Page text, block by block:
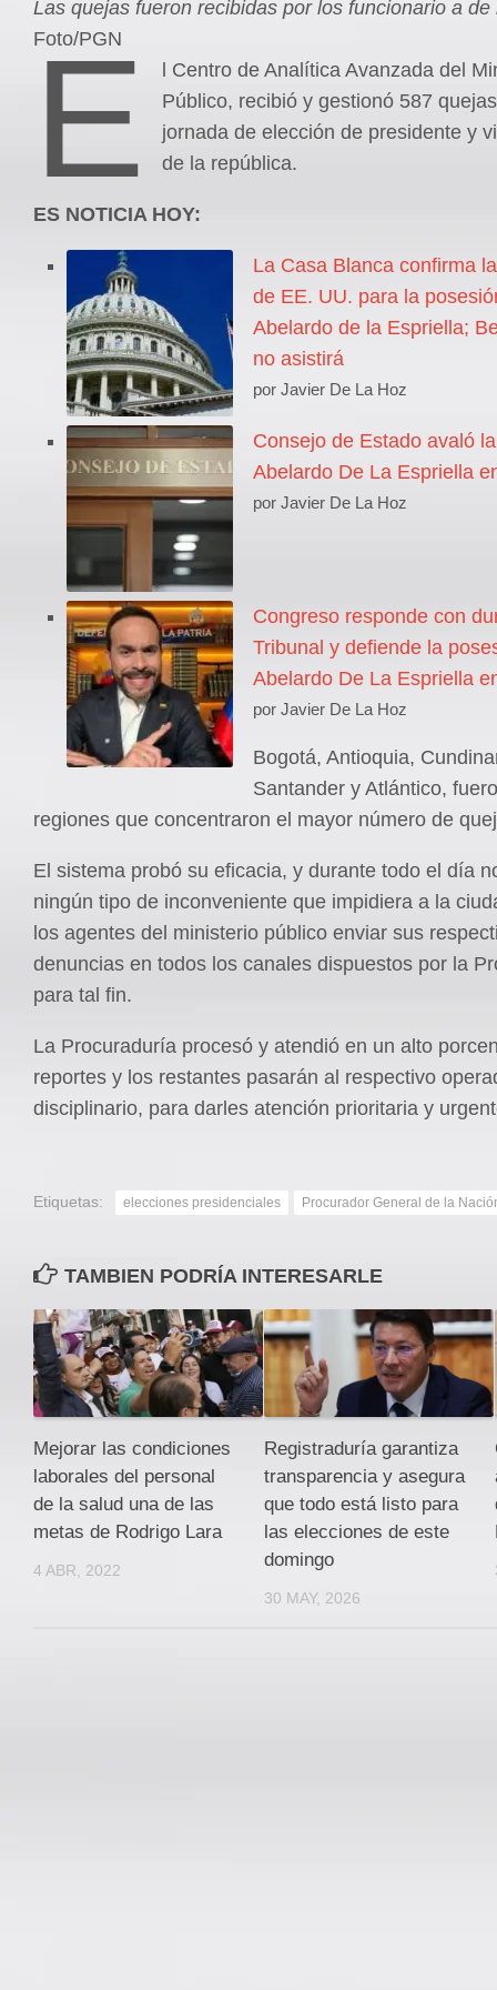
Las quejas fueron recibidas por los funcionario a de
Foto/PGN
E
l Centro de Analítica Avanzada del
Público, recibió y gestionó 587
jornada de elección de presidente y
de la república.
ES NOTICIA HOY:
La Casa Blanca confirma
de EE. UU. para la
Abelardo de la Espriella;
no asistirá
por Javier De La Hoz
Consejo de Estado avaló
Abelardo De La Espriella
por Javier De La Hoz
Congreso responde con
Tribunal y defiende la
Abelardo De La Espriella
por Javier De La Hoz
Bogotá, Antioquia,
Santander y Atlántico,
regiones que concentraron el mayor número de
El sistema probó su eficacia, y durante todo el día
ningún tipo de inconveniente que impidiera a la
los agentes del ministerio público enviar sus
denuncias en todos los canales dispuestos por la
para tal fin.
La Procuraduría procesó y atendió en un alto
reportes y los restantes pasarán al respectivo
disciplinario, para darles atención prioritaria y
Etiquetas: elecciones presidenciales Procurador General de la
TAMBIEN PODRÍA INTERESARLE
Mejorar las condiciones
laborales del personal
de la salud una de las
metas de Rodrigo Lara
4 ABR, 2022
Registraduría garantiza
transparencia y asegura
que todo está listo para
las elecciones de este
domingo
30 MAY, 2026